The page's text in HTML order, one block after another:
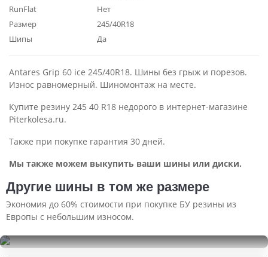
RunFlat
Нет
Размер
245/40R18
Шипы
Да
Antares Grip 60 ice 245/40R18. Шины без грыж и порезов.
Износ равномерный. Шиномонтаж на месте.
Купите резину 245 40 R18 недорого в интернет-магазине
Piterkolesa.ru.
Также при покупке гарантия 30 дней.
Мы также можем выкупить ваши шины или диски.
Другие шины в том же размере
Экономия до 60% стоимости при покупке БУ резины из
Европы с небольшим износом.